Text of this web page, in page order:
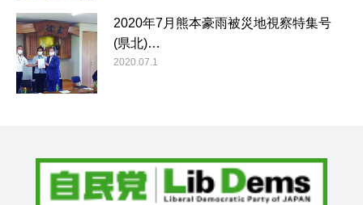
2020年7月熊本豪雨被災地視察特集号
(県北)…
2020.07.1